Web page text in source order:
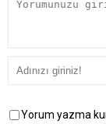
Yorum yazma